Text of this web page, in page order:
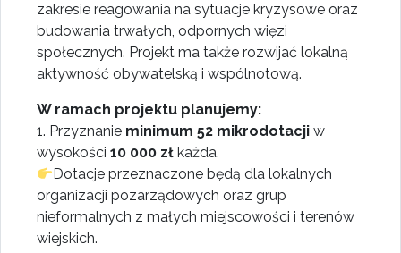
zakresie reagowania na sytuacje kryzysowe oraz
budowania trwałych, odpornych więzi
społecznych. Projekt ma także rozwijać lokalną
aktywność obywatelską i wspólnotową.
W ramach projektu planujemy:
1. Przyznanie minimum 52 mikrodotacji w
wysokości 10 000 zł każda.
Dotacje przeznaczone będą dla lokalnych
organizacji pozarządowych oraz grup
nieformalnych z małych miejscowości i terenów
wiejskich.